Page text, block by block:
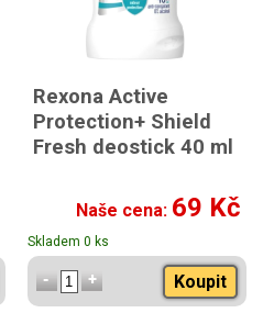
Rexona Active
Protection+ Shield
Fresh deostick 40 ml
Naše cena: 69 Kč
Skladem 0 ks
Koupit